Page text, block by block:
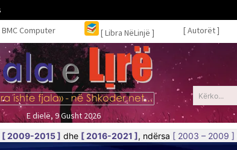
BMC Computer [ Libra NëLinjë ] [ Autorët ]
E dielë, 9 Gusht 2026
Kërko...
[ 2009-2015 ] dhe [ 2016-2021 ], ndërsa [ 2003 – 2009 ]